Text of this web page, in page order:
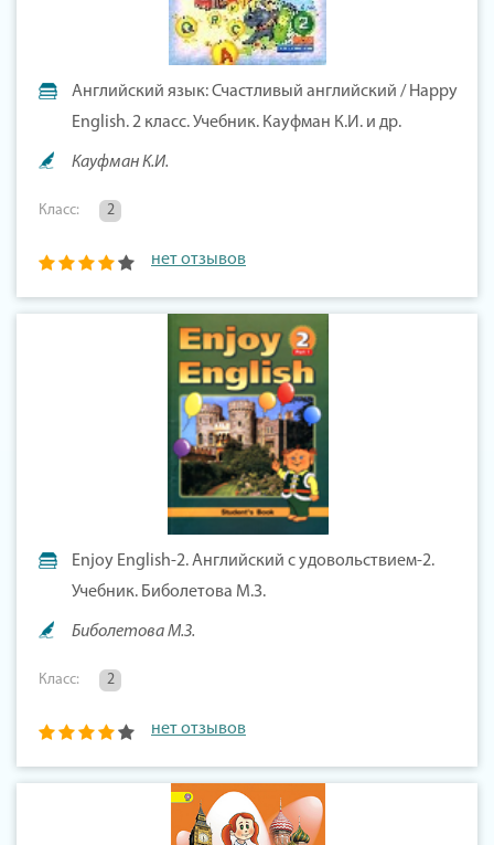
Английский язык: Счастливый английский / Happy
English. 2 класс. Учебник. Кауфман К.И. и др.
Кауфман К.И.
Класс: 2
нет отзывов
Enjoy English-2. Английский с удовольствием-2.
Учебник. Биболетова М.З.
Биболетова М.З.
Класс: 2
нет отзывов